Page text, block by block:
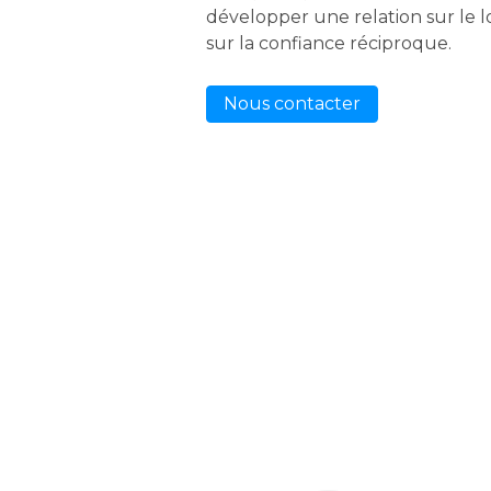
développer une relation sur le
sur la confiance réciproque.
Nous contacter